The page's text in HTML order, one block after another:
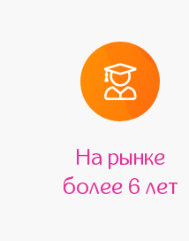
На рынке
более 6 лет